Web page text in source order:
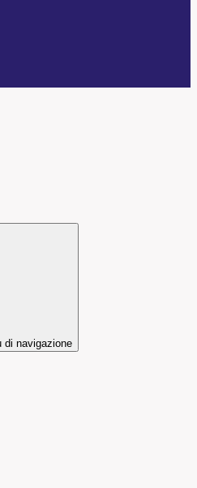
di navigazione